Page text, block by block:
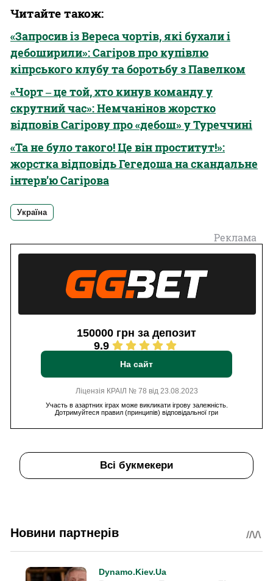
Читайте також:
«Запросив із Вереса чортів, які бухали і
дебоширили»: Сагіров про купівлю
кіпрського клубу та боротьбу з Павелком
«Чорт ‒ це той, хто кинув команду у
скрутний час»: Немчанінов жорстко
відповів Сагірову про «дебош» у Туреччині
«Та не було такого! Це він проститут!»:
жорстка відповідь Гегедоша на скандальне
інтерв’ю Сагірова
Україна
Реклама
150000 грн за депозит
9.9
На сайт
Ліцензія КРАІЛ № 78 від 23.08.2023
Участь в азартних іграх може викликати ігрову залежність.
Дотримуйтеся правил (принципів) відповідальної гри
Всі букмекери